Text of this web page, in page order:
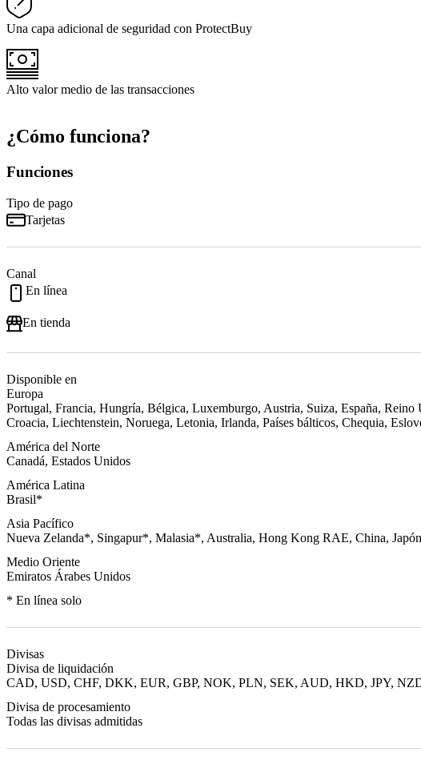
Una capa adicional de seguridad con ProtectBuy
Alto valor medio de las transacciones
¿Cómo funciona?
Funciones
Tipo de pago
Tarjetas
Canal
En línea
En tienda
Disponible en
Europa
Portugal, Francia, Hungría, Bélgica, Luxemburgo, Austria, Suiza, España,
Croacia, Liechtenstein, Noruega, Letonia, Irlanda, Países bálticos, Chequia,
América del Norte
Canadá, Estados Unidos
América Latina
Brasil*
Asia Pacífico
Nueva Zelanda*, Singapur*, Malasia*, Australia, Hong Kong RAE, China,
Medio Oriente
Emiratos Árabes Unidos
* En línea solo
Divisas
Divisa de liquidación
CAD, USD, CHF, DKK, EUR, GBP, NOK, PLN, SEK, AUD, HKD, JPY,
Divisa de procesamiento
Todas las divisas admitidas